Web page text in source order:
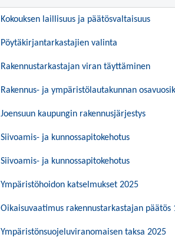
Kokouksen laillisuus ja päätösvaltaisuus
Pöytäkirjantarkastajien valinta
Rakennustarkastajan viran täyttäminen
Rakennus- ja ympäristölautakunnan
Joensuun kaupungin rakennusjärjestys
Siivoamis- ja kunnossapitokehotus
Siivoamis- ja kunnossapitokehotus
Ympäristöhoidon katselmukset 2025
Oikaisuvaatimus rakennustarkastajan päätös
Ympäristönsuojeluviranomaisen taksa 2025